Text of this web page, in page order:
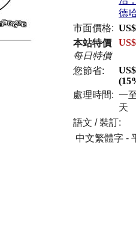
德
市面價格:
本站特價
每日特價
您節省:
處理時間: 一
天
語文 / 裝訂:
中文繁體字 -